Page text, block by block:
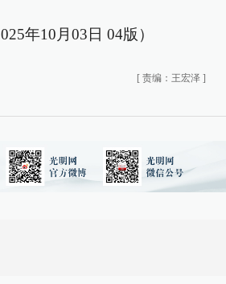
年10月03日 04版）
[ 责编：王宏泽 ]